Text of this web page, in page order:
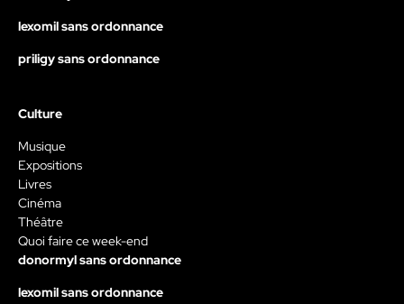
lexomil sans ordonnance
priligy sans ordonnance
Culture
Musique
Expositions
Livres
Cinéma
Théâtre
Quoi faire ce week-end
donormyl sans ordonnance
lexomil sans ordonnance